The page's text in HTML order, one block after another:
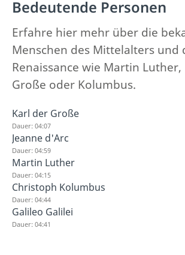
Bedeutende Personen
Erfahre hier mehr über die
Menschen des Mittelalters und
Renaissance wie Martin
Große oder Kolumbus.
Karl der Große
Dauer: 04:07
Jeanne d'Arc
Dauer: 04:59
Martin Luther
Dauer: 04:15
Christoph Kolumbus
Dauer: 04:44
Galileo Galilei
Dauer: 04:41